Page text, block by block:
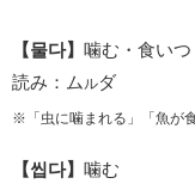
【물다】 噛む・食いつ
読み：ム ルダ
※「虫に噛まれる」「魚が
【씹다】 噛む